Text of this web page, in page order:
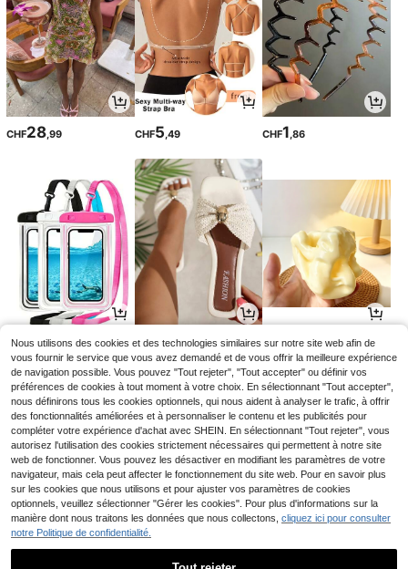
CHF28 ,99 CHF5 ,49 CHF1 ,86
CHF1 ,04 CHF8,88 CHF5,98
Nous utilisons des cookies et des technologies similaires sur notre site web afin de
vous fournir le service que vous avez demandé et de vous offrir la meilleure expérience
de navigation possible. Vous pouvez "Tout rejeter", "Tout accepter" ou définir vos
préférences de cookies à tout moment à votre choix. En sélectionnant "Tout accepter",
nous définirons tous les cookies optionnels, qui nous aident à analyser le trafic, à offrir
des fonctionnalités améliorées et à personnaliser le contenu et les publicités pour
compléter votre expérience d'achat avec SHEIN. En sélectionnant "Tout rejeter", vous
autorisez l'utilisation des cookies strictement nécessaires qui permettent à notre site
web de fonctionner. Vous pouvez les désactiver en modifiant les paramètres de votre
navigateur, mais cela peut affecter le fonctionnement du site web. Pour en savoir plus
sur les cookies que nous utilisons et pour ajuster vos paramètres de cookies
optionnels, veuillez sélectionner "Gérer les cookies". Pour plus d'informations sur la
manière dont nous traitons les données que nous collectons, cliquez ici pour consulter
notre Politique de confidentialité.